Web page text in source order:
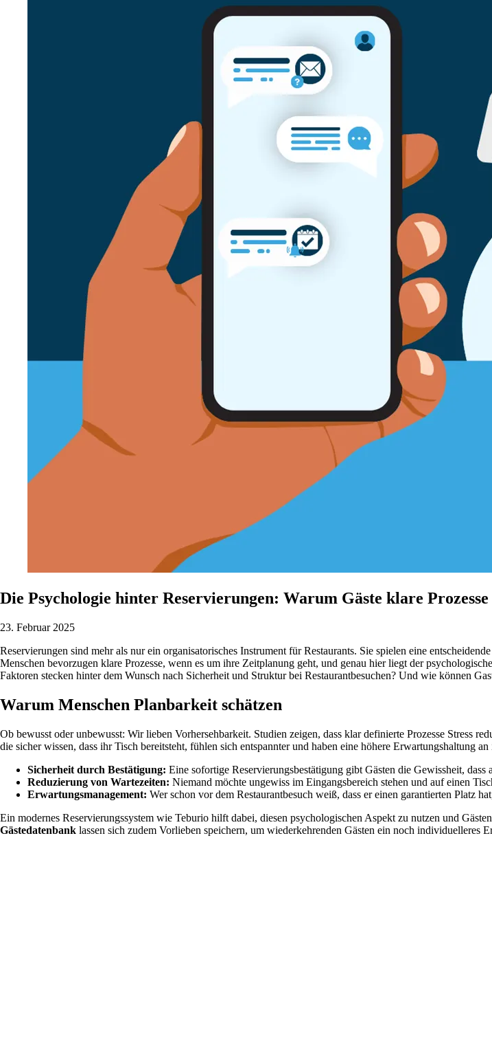
Die Psychologie hinter Reservierungen: Warum Gäste klare
23. Februar 2025
Reservierungen sind mehr als nur ein organisatorisches Instrument für Restaurants. Sie spielen eine
Menschen bevorzugen klare Prozesse, wenn es um ihre Zeitplanung geht, und genau hier liegt der
Faktoren stecken hinter dem Wunsch nach Sicherheit und Struktur bei Restaurantbesuchen? Und wie können
Warum Menschen Planbarkeit schätzen
Ob bewusst oder unbewusst: Wir lieben Vorhersehbarkeit. Studien zeigen, dass klar definierte Prozesse Stress
die sicher wissen, dass ihr Tisch bereitsteht, fühlen sich entspannter und haben eine höhere Erwartungshaltung
Sicherheit durch Bestätigung: Eine sofortige Reservierungsbestätigung gibt Gästen die Gewissheit, dass
Reduzierung von Wartezeiten: Niemand möchte ungewiss im Eingangsbereich stehen und auf einen
Erwartungsmanagement: Wer schon vor dem Restaurantbesuch weiß, dass er einen garantierten Platz
Ein modernes Reservierungssystem wie Teburio hilft dabei, diesen psychologischen Aspekt zu nutzen und
Gästedatenbank lassen sich zudem Vorlieben speichern, um wiederkehrenden Gästen ein noch individuelleres